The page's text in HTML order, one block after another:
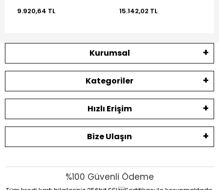
9.920,64 TL
15.142,02 TL
Kurumsal
Kategoriler
Hızlı Erişim
Bize Ulaşın
%100 Güvenli Ödeme